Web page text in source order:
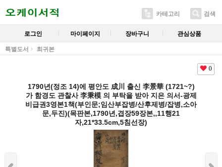
카테고리 검색
로그인 마이페이지 장바구니 관심상품
특별도서 희귀본
0
1790년(정조 14)에 평안도 成川 출신 李景華 (1721~?)
가 함경도 관찰사 李秉模 의 부탁을 받아 지은 의서-광제
비급권3영본1책(부인문;임산부잡병/산후제병/잡병,소아
문,두진)(목판본,1790년,겹장59장본,,11행21
자,21*33.5cm,5침선장)